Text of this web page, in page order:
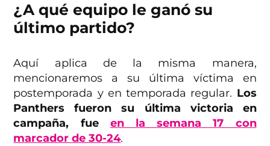
¿A qué equipo le ganó su
último partido?
Aquí aplica de la misma manera,
mencionaremos a su última víctima en
postemporada y en temporada regular. Los
Panthers fueron su última victoria en
campaña, fue en la semana 17 con
marcador de 30-24.